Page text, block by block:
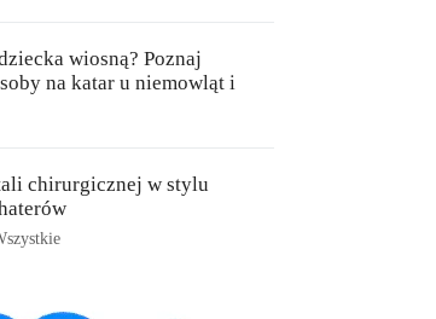
wiosną? Poznaj
na katar u niemowląt i
chirurgicznej w stylu